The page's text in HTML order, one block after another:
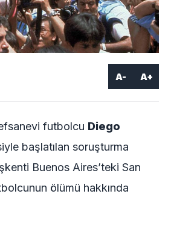
A- A+
futbolcu Diego
başlatılan soruşturma
Buenos Aires’teki San
ölümü hakkında